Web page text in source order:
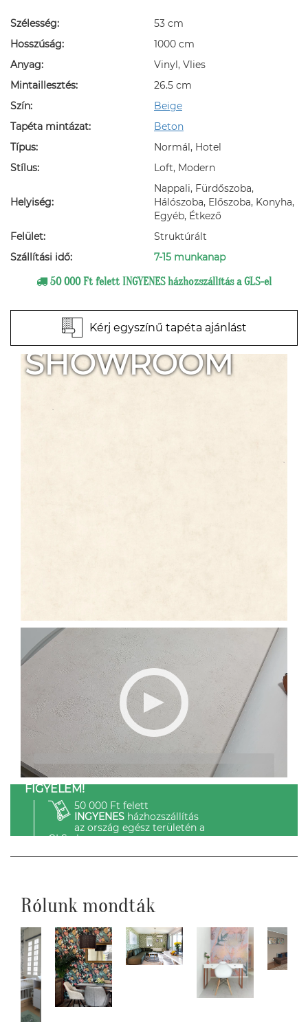
Szélesség:
53 cm
Hosszúság:
1000 cm
Anyag:
Vinyl, Vlies
Mintaillesztés:
26.5 cm
Szín:
Beige
Tapéta mintázat:
Beton
Típus:
Normál, Hotel
Stílus:
Loft, Modern
Helyiség:
Nappali, Fürdőszoba,
Hálószoba, Előszoba, Konyha,
Egyéb, Étkező
Felület:
Struktúrált
Szállítási idő:
7-15 munkanap
50 000 Ft felett INGYENES házhozszállítás a GLS-el
Kérj egyszínű tapéta ajánlást
SHOWROOM
FIGYELEM!
50 000 Ft felett
INGYENESházhozszállítás
az ország egész területén a
GLS-el.
Rólunk mondták